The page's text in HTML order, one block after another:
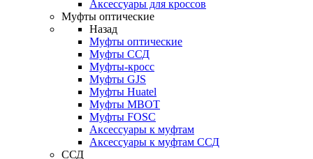
Аксессуары для кроссов
Муфты оптические
Назад
Муфты оптические
Муфты ССД
Муфты-кросс
Муфты GJS
Муфты Huatel
Муфты МВОТ
Муфты FOSC
Аксессуары к муфтам
Аксессуары к муфтам ССД
ССД